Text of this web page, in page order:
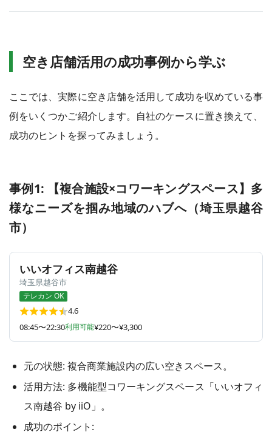
空き店舗活用の成功事例から学ぶ
ここでは、実際に空き店舗を活用して成功を収めている事
例をいくつかご紹介します。自社のケースに置き換えて、
成功のヒントを探ってみましょう。
事例1: 【複合施設×コワーキングスペース】多
様なニーズを掴み地域のハブへ（埼玉県越谷
市）
いいオフィス南越谷
埼玉県越谷市
テレカン OK
4.6
08:45〜22:30利用可能¥220〜¥3,300
元の状態: 複合商業施設内の広い空きスペース。
活用方法: 多機能型コワーキングスペース「いいオフィ
ス南越谷 by iiO」。
成功のポイント: